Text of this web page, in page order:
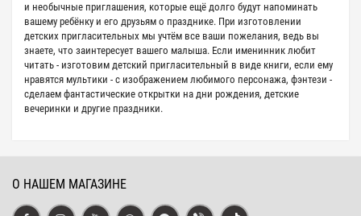
и необычные приглашения, которые ещё долго будут напоминать
вашему ребёнку и его друзьям о празднике. При изготовлении
детских пригласительных мы учтём все ваши пожелания, ведь вы
знаете, что заинтересует вашего малыша. Если именинник любит
читать - изготовим детский пригласительный в виде книги, если ему
нравятся мультики - с изображением любимого персонажа, фэнтези -
сделаем фантастические открытки на дни рождения, детские
вечеринки и другие праздники.
О НАШЕМ МАГАЗИНЕ